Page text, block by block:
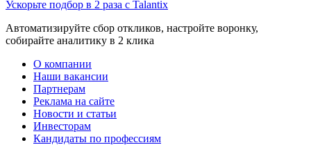
Ускорьте подбор в 2 раза с Talantix
Автоматизируйте сбор откликов, настройте воронку,
собирайте аналитику в 2 клика
О компании
Наши вакансии
Партнерам
Реклама на сайте
Новости и статьи
Инвесторам
Кандидаты по профессиям